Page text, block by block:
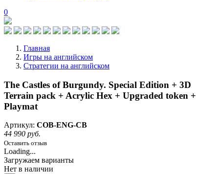
0
Главная
Игры на английском
Стратегии на английском
The Castles of Burgundy. Special Edition + 3D
Terrain pack + Acrylic Hex + Upgraded token +
Playmat
Артикул: COB-ENG-CB
44 990 руб.
Оставить отзыв
Loading...
Загружаем варианты
Нет в наличии